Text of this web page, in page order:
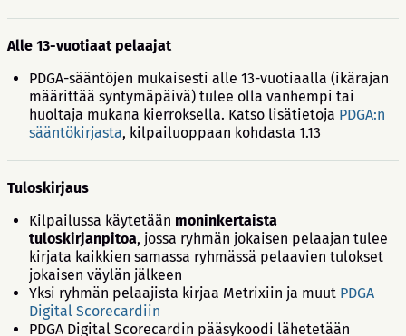
Alle 13-vuotiaat pelaajat
PDGA-sääntöjen mukaisesti alle 13-vuotiaalla (ikärajan
määrittää syntymäpäivä) tulee olla vanhempi tai
huoltaja mukana kierroksella. Katso lisätietoja PDGA:n
sääntökirjasta, kilpailuoppaan kohdasta 1.13
Tuloskirjaus
Kilpailussa käytetään moninkertaista
tuloskirjanpitoa, jossa ryhmän jokaisen pelaajan tulee
kirjata kaikkien samassa ryhmässä pelaavien tulokset
jokaisen väylän jälkeen
Yksi ryhmän pelaajista kirjaa Metrixiin ja muut PDGA
Digital Scorecardiin
PDGA Digital Scorecardin pääsykoodi lähetetään